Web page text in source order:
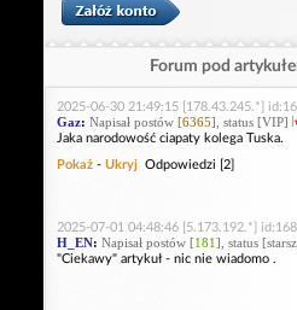
Forum pod
2025-06-30 21:49:15 [178.43.245.*]
Gaz: Napisał postów [6365], status [VIP]
Jaka narodowość ciapaty kolega Tuska.
Pokaż - Ukryj Odpowiedzi [2]
2025-07-01 04:48:46 [5.173.192.*]
H_EN: Napisał postów [181], status
"Ciekawy" artykuł - nic nie wiadomo .